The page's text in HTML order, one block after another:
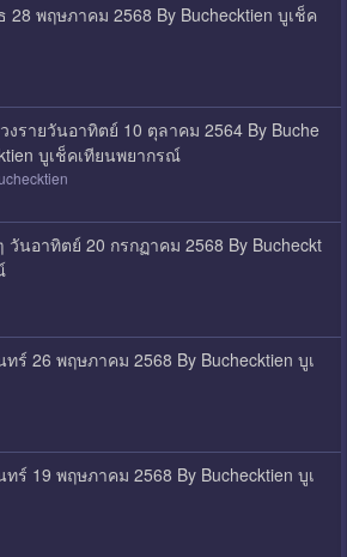
28 พฤษภาคม 2568 By Buchecktien บูเช็ค
งรายวันอาทิตย์ 10 ตุลาคม 2564 By Buche
บูเช็คเทียนพยากรณ์
นอาทิตย์ 20 กรกฏาคม 2568 By Bucheckt
ร์ 26 พฤษภาคม 2568 By Buchecktien บูเ
ร์ 19 พฤษภาคม 2568 By Buchecktien บูเ